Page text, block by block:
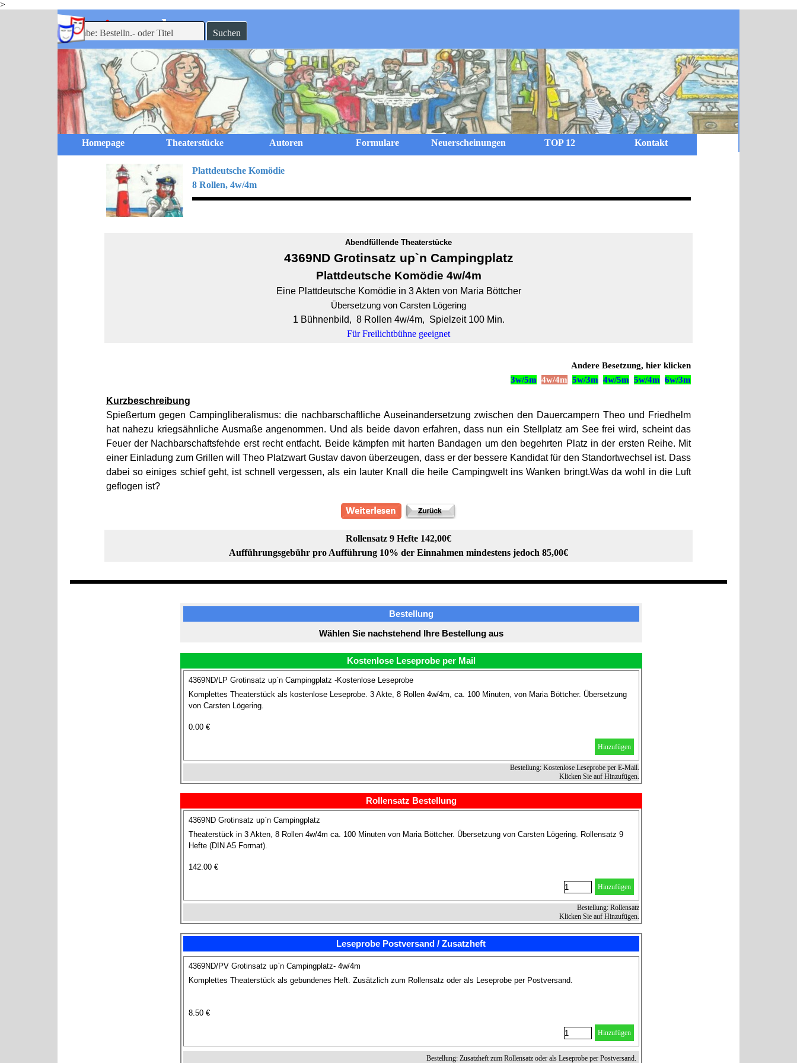
>
Direkt zum Seiteninhalt
-theaterverlag
mein Suchen
Menü überspringen
Homepage Theaterstücke Autoren Formulare Neuerscheinungen TOP 12 Kontakt
Plattdeutsche Komödie
8 Rollen, 4w/4m
Abendfüllende Theaterstücke
4369ND Grotinsatz up`n Campingplatz
Plattdeutsche Komödie 4w/4m
Eine Plattdeutsche Komödie in 3 Akten von Maria Böttcher
Übersetzung von Carsten Lögering
1 Bühnenbild, 8 Rollen 4w/4m, Spielzeit 100 Min.
Für Freilichtbühne geeignet
Andere Besetzung, hier klicken
3w/5m 4w/4m 5w/3m 4w/5m 5w/4m 6w/3m
Kurzbeschreibung
Spießertum gegen Campingliberalismus: die nachbarschaftliche Auseinandersetzung zwischen den Dauercampern Theo und Friedhelm
hat nahezu kriegsähnliche Ausmaße angenommen. Und als beide davon erfahren, dass nun ein Stellplatz am See frei wird, scheint das
Feuer der Nachbarschaftsfehde erst recht entfacht. Beide kämpfen mit harten Bandagen um den begehrten Platz in der ersten Reihe. Mit
einer Einladung zum Grillen will Theo Platzwart Gustav davon überzeugen, dass er der bessere Kandidat für den Standortwechsel ist. Dass
dabei so einiges schief geht, ist schnell vergessen, als ein lauter Knall die heile Campingwelt ins Wanken bringt.Was da wohl in die Luft
geflogen ist?
Rollensatz 9 Hefte 142,00€
Aufführungsgebühr pro Aufführung 10% der Einnahmen mindestens jedoch 85,00€
Bestellung
Wählen Sie nachstehend Ihre Bestellung aus
Kostenlose Leseprobe per Mail
4369ND/LP Grotinsatz up`n Campingplatz -Kostenlose Leseprobe
Komplettes Theaterstück als kostenlose Leseprobe. 3 Akte, 8 Rollen 4w/4m, ca. 100 Minuten, von Maria Böttcher. Übersetzung
von Carsten Lögering.
0.00 €
Hinzufügen
Bestellung: Kostenlose Leseprobe per E-Mail.
Klicken Sie auf Hinzufügen.
Rollensatz Bestellung
4369ND Grotinsatz up`n Campingplatz
Theaterstück in 3 Akten, 8 Rollen 4w/4m ca. 100 Minuten von Maria Böttcher. Übersetzung von Carsten Lögering. Rollensatz 9
Hefte (DIN A5 Format).
142.00 €
Hinzufügen
Bestellung: Rollensatz
Klicken Sie auf Hinzufügen.
Leseprobe Postversand / Zusatzheft
4369ND/PV Grotinsatz up`n Campingplatz- 4w/4m
Komplettes Theaterstück als gebundenes Heft. Zusätzlich zum Rollensatz oder als Leseprobe per Postversand.
8.50 €
Hinzufügen
Bestellung: Zusatzheft zum Rollensatz oder als Leseprobe per Postversand.